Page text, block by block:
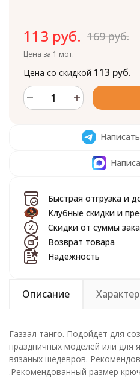
113 руб. 169 руб.
Цена за 1 мот.
Цена со скидкой 113 руб.
Быстрая отгрузка и
Клубные скидки и
Скидки от суммы
Возврат товара
Надежность
Описание
Газзал танго. Подойдет для
праздничных моделей или для
вязаных шедевров.
.Рекомендованный размер